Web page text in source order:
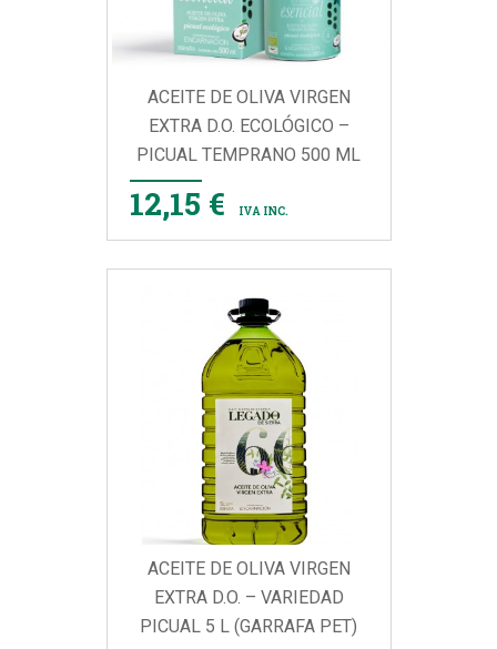
ACEITE DE OLIVA VIRGEN
EXTRA D.O. ECOLÓGICO –
PICUAL TEMPRANO 500 ML
12,15 € IVA INC.
ACEITE DE OLIVA VIRGEN
EXTRA D.O. – VARIEDAD
PICUAL 5 L (GARRAFA PET)